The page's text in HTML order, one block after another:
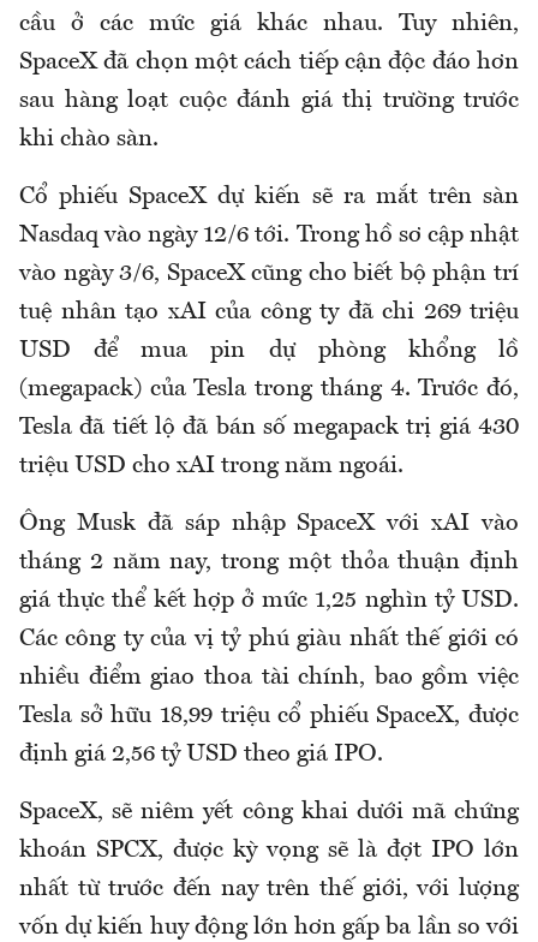
cầu ở các mức giá khác nhau. Tuy nhiên,
SpaceX đã chọn một cách tiếp cận độc đáo hơn
sau hàng loạt cuộc đánh giá thị trường trước
khi chào sàn.
Cổ phiếu SpaceX dự kiến sẽ ra mắt trên sàn
Nasdaq vào ngày 12/6 tới. Trong hồ sơ cập nhật
vào ngày 3/6, SpaceX cũng cho biết bộ phận trí
tuệ nhân tạo xAI của công ty đã chi 269 triệu
USD để mua pin dự phòng khổng lồ
(megapack) của Tesla trong tháng 4. Trước đó,
Tesla đã tiết lộ đã bán số megapack trị giá 430
triệu USD cho xAI trong năm ngoái.
Ông Musk đã sáp nhập SpaceX với xAI vào
tháng 2 năm nay, trong một thỏa thuận định
giá thực thể kết hợp ở mức 1,25 nghìn tỷ USD.
Các công ty của vị tỷ phú giàu nhất thế giới có
nhiều điểm giao thoa tài chính, bao gồm việc
Tesla sở hữu 18,99 triệu cổ phiếu SpaceX, được
định giá 2,56 tỷ USD theo giá IPO.
SpaceX, sẽ niêm yết công khai dưới mã chứng
khoán SPCX, được kỳ vọng sẽ là đợt IPO lớn
nhất từ trước đến nay trên thế giới, với lượng
vốn dự kiến huy động lớn hơn gấp ba lần so với